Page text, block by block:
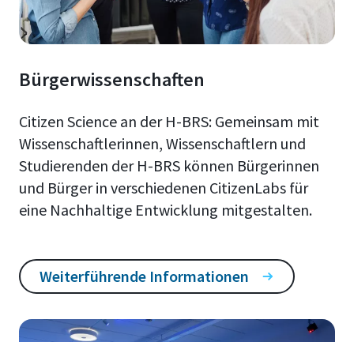
Bürgerwissenschaften
Citizen Science an der H-BRS: Gemeinsam mit
Wissenschaftlerinnen, Wissenschaftlern und
Studierenden der H-BRS können Bürgerinnen
und Bürger in verschiedenen CitizenLabs für
eine Nachhaltige Entwicklung mitgestalten.
Weiterführende Informationen